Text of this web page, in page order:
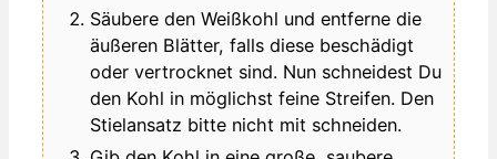
Säubere den Weißkohl und entferne die
äußeren Blätter, falls diese beschädigt
oder vertrocknet sind. Nun schneidest Du
den Kohl in möglichst feine Streifen. Den
Stielansatz bitte nicht mit schneiden.